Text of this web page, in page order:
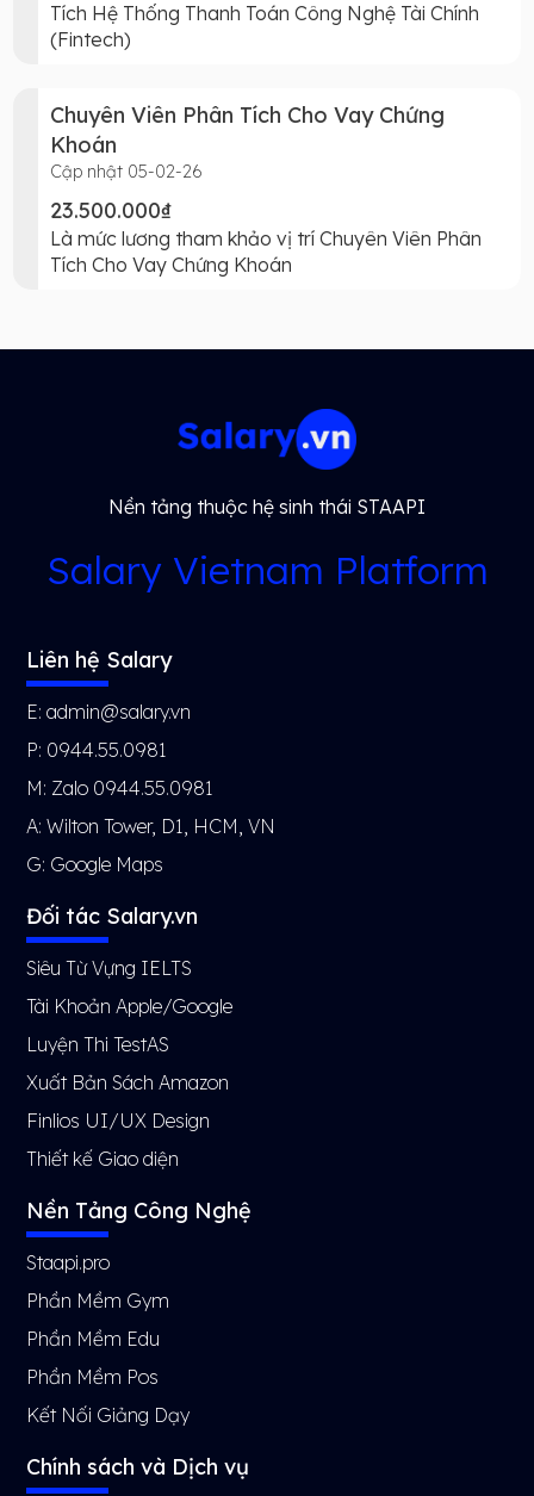
Tích Hệ Thống Thanh Toán Công Nghệ Tài Chính
(Fintech)
Chuyên Viên Phân Tích Cho Vay Chứng
Khoán
Cập nhật 05-02-26
23.500.000₫
Là mức lương tham khảo vị trí Chuyên Viên Phân
Tích Cho Vay Chứng Khoán
Nền tảng thuộc hệ sinh thái STAAPI
Salary Vietnam Platform
Liên hệ Salary
E: admin@salary.vn
P: 0944.55.0981
M: Zalo 0944.55.0981
A: Wilton Tower, D1, HCM, VN
G: Google Maps
Đối tác Salary.vn
Siêu Từ Vựng IELTS
Tài Khoản Apple/Google
Luyện Thi TestAS
Xuất Bản Sách Amazon
Finlios UI/UX Design
Thiết kế Giao diện
Nền Tảng Công Nghệ
Staapi.pro
Phần Mềm Gym
Phần Mềm Edu
Phần Mềm Pos
Kết Nối Giảng Dạy
Chính sách và Dịch vụ